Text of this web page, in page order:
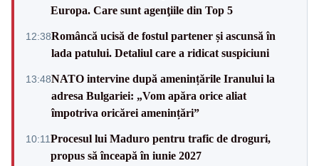
Europa. Care sunt agenţiile din Top 5
12:38Româncă ucisă de fostul partener și ascunsă în
lada patului. Detaliul care a ridicat suspiciuni
13:48NATO intervine după amenințările Iranului la
adresa Bulgariei: „Vom apăra orice aliat
împotriva oricărei amenințări”
10:11Procesul lui Maduro pentru trafic de droguri,
propus să înceapă în iunie 2027